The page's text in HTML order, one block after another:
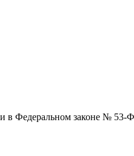
в Федеральном законе № 53-